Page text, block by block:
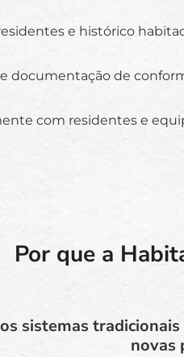
e histórico
documentação de
com residentes e
Por que a
sistemas
novas